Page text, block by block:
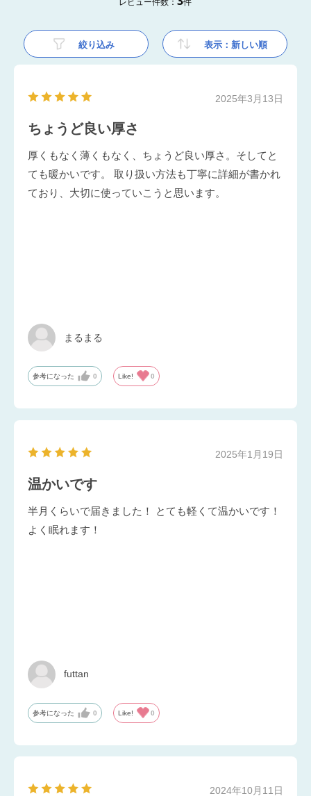
絞り込み 表示：新しい順
2025年3月13日
ちょうど良い厚さ
厚くもなく薄くもなく、ちょうど良い厚さ。そしてと
ても暖かいです。 取り扱い方法も丁寧に詳細が書かれ
ており、大切に使っていこうと思います。
まるまる
参考になった 0 Like! 0
2025年1月19日
温かいです
半月くらいで届きました！ とても軽くて温かいです！
よく眠れます！
futtan
参考になった 0 Like! 0
2024年10月11日